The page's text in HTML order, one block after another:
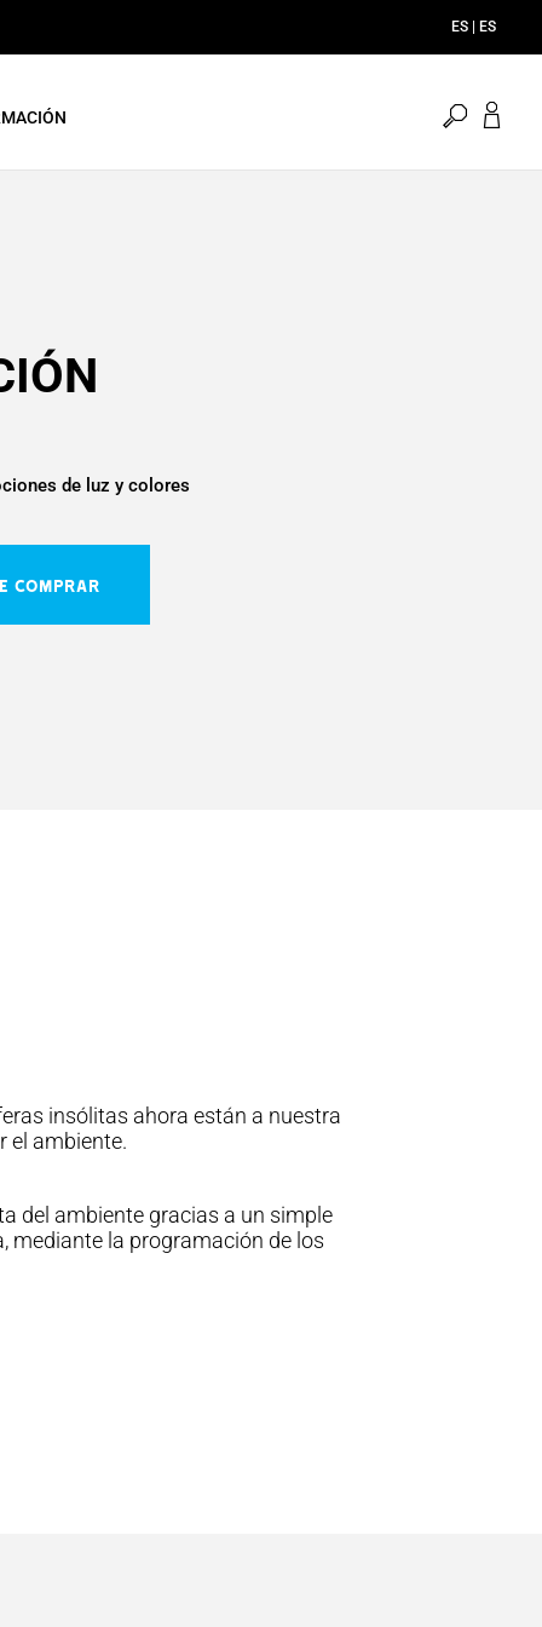
ES | ES
de luz y colores
COMPRAR
insólitas ahora están a nuestra
el ambiente.
del ambiente gracias a un simple
mediante la programación de los